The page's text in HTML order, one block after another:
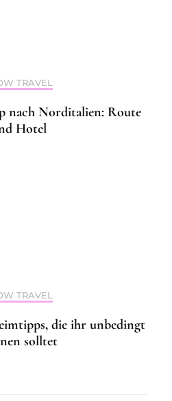
TRAVEL
nach Norditalien: Route
Hotel
TRAVEL
die ihr unbedingt
solltet